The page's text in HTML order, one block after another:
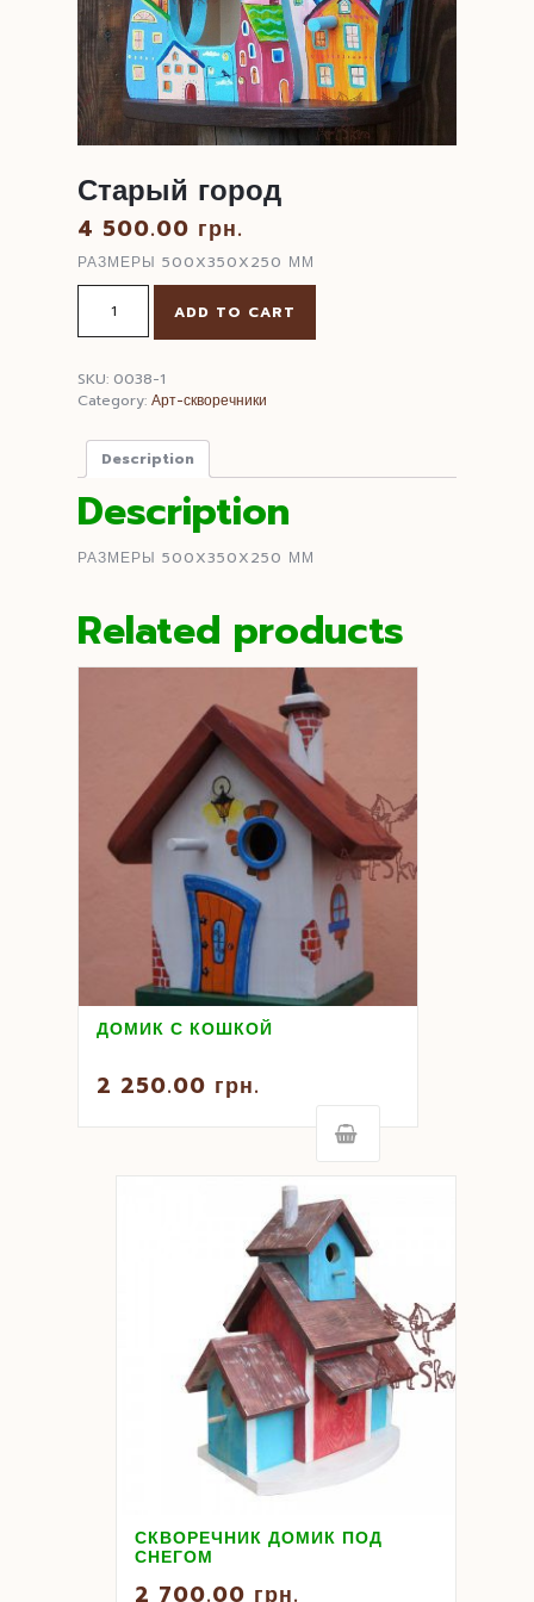
Старый город
4 500.00 грн.
РАЗМЕРЫ 500X350X250 ММ
город
quantity
ADD TO CART
SKU: 0038-1
Category: Арт-скворечники
Description
Description
РАЗМЕРЫ 500X350X250 ММ
Related products
ДОМИК С КОШКОЙ
2 250.00 грн.
СКВОРЕЧНИК ДОМИК ПОД
СНЕГОМ
2 700.00 грн.